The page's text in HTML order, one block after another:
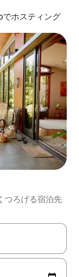
ホスティング
つろげる宿泊先
を使って移動するか